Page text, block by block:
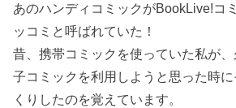
あのハンディコミックがBookLive!コ
ッコミと呼ばれていた！
昔、携帯コミックを使っていた私が
子コミックを利用しようと思った時
くりしたのを覚えています。